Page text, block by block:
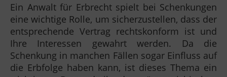
Ein Anwalt für Erbrecht spielt bei Schenkungen
eine wichtige Rolle, um sicherzustellen, dass der
entsprechende Vertrag rechtskonform ist und
Ihre Interessen gewahrt werden. Da die
Schenkung in manchen Fällen sogar Einfluss auf
die Erbfolge haben kann, ist dieses Thema ein